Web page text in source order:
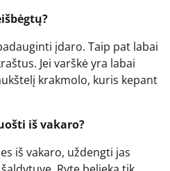
įdaro. Taip pat labai
Jei varškė yra labai
krakmolo, kuris kepant
iš vakaro?
iš vakaro, uždengti jas